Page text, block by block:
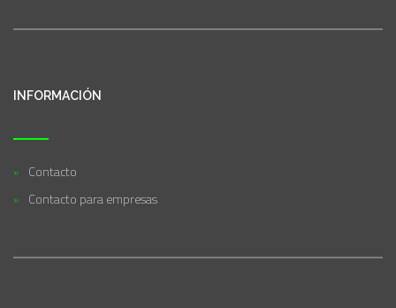
INFORMACIÓN
Contacto
Contacto para empresas